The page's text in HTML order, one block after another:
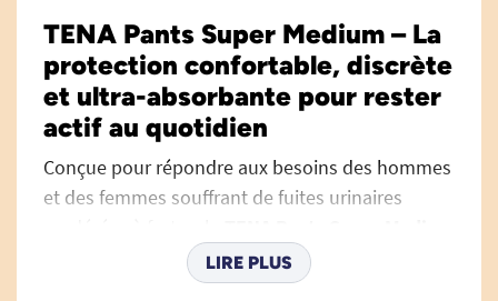
TENA Pants Super Medium – La
protection confortable, discrète
et ultra-absorbante pour rester
actif au quotidien
Conçue pour répondre aux besoins des hommes
et des femmes souffrant de fuites urinaires
se porte comme un sous-vêtement classique,
toute en discrétion et en sécurité. Grâce à sa
LIRE PLUS